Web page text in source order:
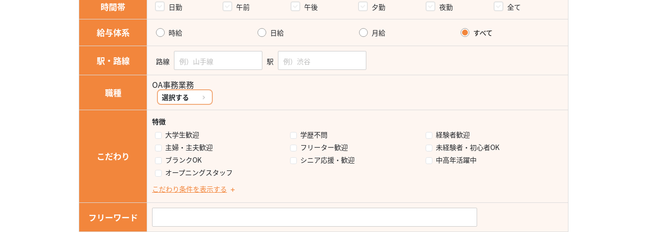
時間帯 日勤 午前 午後 夕勤 夜勤 全て
給与体系 時給 日給 月給 すべて
駅・路線 路線 駅
職種
OA事務業務
選択する
こだわり
特徴
大学生歓迎
学歴不問
経験者歓迎
主婦・主夫歓迎
フリーター歓迎
未経験者・初心者OK
ブランクOK
シニア応援・歓迎
中高年活躍中
オープニングスタッフ
こだわり条件を表示する
フリーワード